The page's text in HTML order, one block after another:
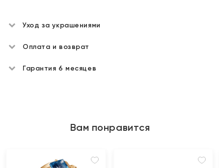
Уход за украшениями
Оплата и возврат
Гарантия 6 месяцев
Вам понравится